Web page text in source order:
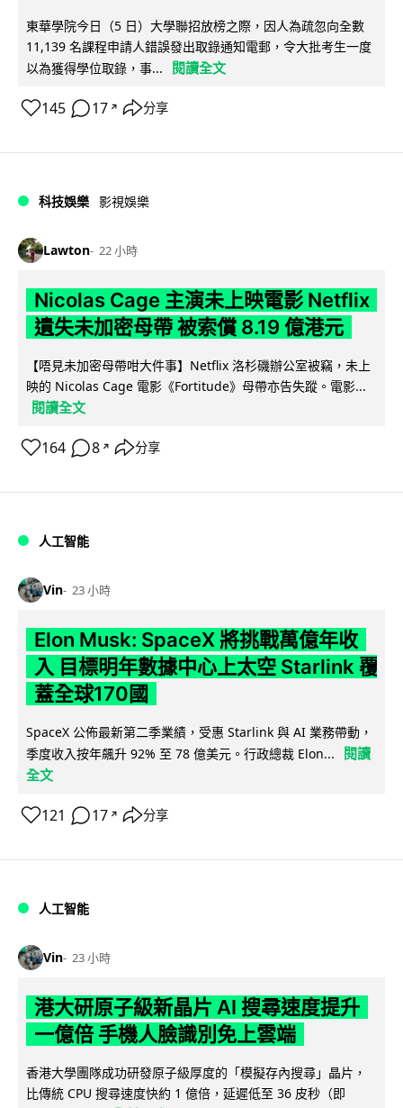
東華學院今日（5 日）大學聯招放榜之際，因人為疏忽向全數
11,139 名課程申請人錯誤發出取錄通知電郵，令大批考生一度
以為獲得學位取錄，事...
閱讀全文
145 17 ↗ 分享
科技娛樂 影視娛樂
Lawton 22 小時
Nicolas Cage 主演未上映電影 Netflix
遺失未加密母帶 被索償 8.19 億港元
【唔見未加密母帶咁大件事】Netflix 洛杉磯辦公室被竊，未上
映的 Nicolas Cage 電影《Fortitude》母帶亦告失蹤。電影...
閱讀全文
164 8 ↗ 分享
人工智能
Vin 23 小時
Elon Musk: SpaceX 將挑戰萬億年收
入 目標明年數據中心上太空 Starlink 覆
蓋全球170國
SpaceX 公佈最新第二季業績，受惠 Starlink 與 AI 業務帶動，
季度收入按年飆升 92% 至 78 億美元。行政總裁 Elon...
閱讀
全文
121 17 ↗ 分享
人工智能
Vin 23 小時
港大研原子級新晶片 AI 搜尋速度提升
一億倍 手機人臉識別免上雲端
香港大學團隊成功研發原子級厚度的「模擬存內搜尋」晶片，
比傳統 CPU 搜尋速度快約 1 億倍，延遲低至 36 皮秒（即